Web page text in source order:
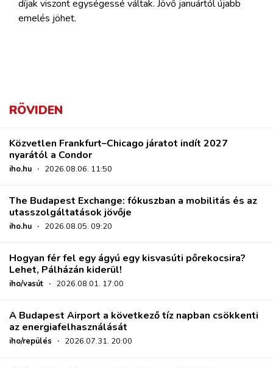
díjak viszont egységessé váltak. Jövő januártól újabb
emelés jöhet.
RÖVIDEN
Közvetlen Frankfurt–Chicago járatot indít 2027
nyarától a Condor
iho.hu · 2026.08.06. 11:50
The Budapest Exchange: fókuszban a mobilitás és az
utasszolgáltatások jövője
iho.hu · 2026.08.05. 09:20
Hogyan fér fel egy ágyú egy kisvasúti pőrekocsira?
Lehet, Pálházán kiderül!
iho/vasút · 2026.08.01. 17:00
A Budapest Airport a következő tíz napban csökkenti
az energiafelhasználását
iho/repülés · 2026.07.31. 20:00